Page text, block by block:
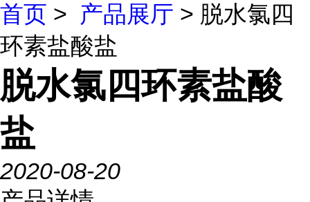
首页 > 产品展厅 > 脱水氯四
环素盐酸盐
脱水氯四环素盐酸
盐
2020-08-20